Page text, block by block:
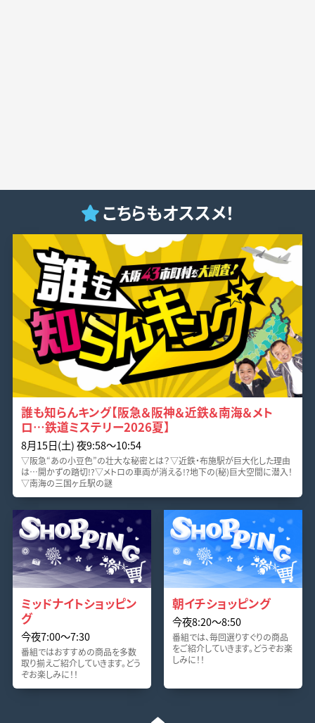
こちらもオススメ！
誰も知らんキング【阪急＆阪神＆近鉄＆南海＆メト
ロ…鉄道ミステリー2026夏】
8月15日(土) 夜9:58〜10:54
▽阪急“あの小豆色”の壮大な秘密とは？▽近鉄・布施駅が巨大化した理由
は…開かずの踏切!?▽メトロの車両が消える!?地下の(秘)巨大空間に潜入！
▽南海の三国ヶ丘駅の謎
ミッドナイトショッピン
グ
今夜7:00〜7:30
番組ではおすすめの商品を多数
取り揃えご紹介していきます。どう
ぞお楽しみに！！
朝イチショッピング
今夜8:20〜8:50
番組では、毎回選りすぐりの商品
をご紹介していきます。どうぞお楽
しみに！！